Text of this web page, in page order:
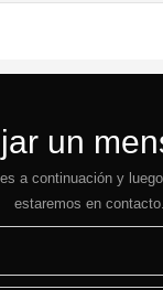
un
a continuación y
estaremos en contacto.